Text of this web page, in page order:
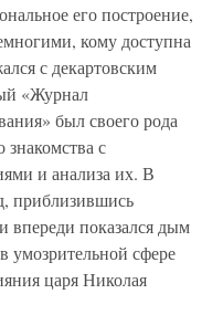
его построение,
кому доступна
с декартовским
«Журнал
был своего рода
знакомства с
и анализа их. В
приблизившись
впереди показался дым
умозрительной сфере
царя Николая